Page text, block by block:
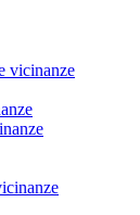
vicinanze